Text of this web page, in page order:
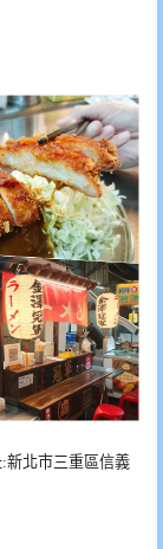
新北市三重區信義